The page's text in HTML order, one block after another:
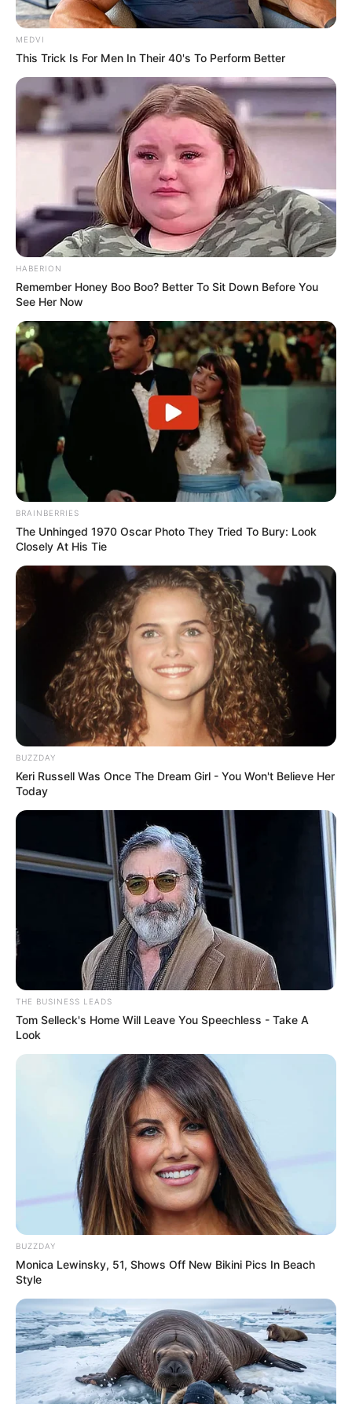
MEDVI
This Trick Is For Men In Their 40's To Perform Better
HABERION
Remember Honey Boo Boo? Better To Sit Down Before You
See Her Now
BRAINBERRIES
The Unhinged 1970 Oscar Photo They Tried To Bury: Look
Closely At His Tie
BUZZDAY
Keri Russell Was Once The Dream Girl - You Won't Believe Her
Today
THE BUSINESS LEADS
Tom Selleck's Home Will Leave You Speechless - Take A
Look
BUZZDAY
Monica Lewinsky, 51, Shows Off New Bikini Pics In Beach
Style